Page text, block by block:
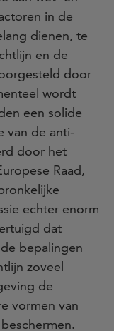
in de
dienen, te
en de
door
wordt
een solide
van de anti-
door het
Raad,
echter enorm
dat
bepalingen
zoveel
de
vormen van